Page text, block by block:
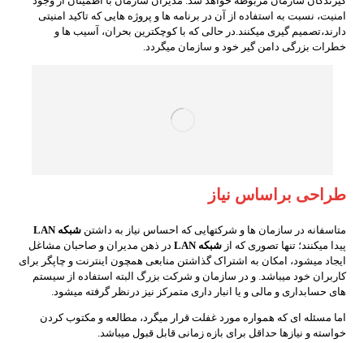
امنیت، نسبت به استفاده از آن در برنامه ها و پروژه هایی که تاکید امنیتی
دارند،تصمیم گیری میکنند.در حالی که با کوچکترین بحران، آسیب ها و
خطرات بزرگی دامن گیر خود و سازمان میگردد.
طراحی براساس نیاز
متاسفانه در سازمان ها و شرکتهایی که احساس نیاز به داشتنشبکه LAN
پیدا میکنند؛ تنها تصوری که ازشبکه LAN
در ذهن مدیران و صاحبان مشاغل
ایجاد میشود، امکان به اشتراک گذاشتن منابعی همچون اینترنت و چاپگر برای
کاربران خود میباشد. و در سازمان و شرکت بزرگ البته استفاده از سیستم
های حسابداری و مالی و یا انبار داری متمرکز نیز درنظر گرفته میشود.
اما مسئله ای که همواره مورد غفلت قرار میگرد، مطالعه و مکتوب کردن
خواسته و نیازها حداقل برای بازه زمانی قابل قبول میباشد.